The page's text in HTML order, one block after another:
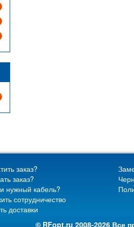
заказ?
заказ?
нужный кабель?
сотрудничество
доставки
© RFopt.ru 2008-2026 Все